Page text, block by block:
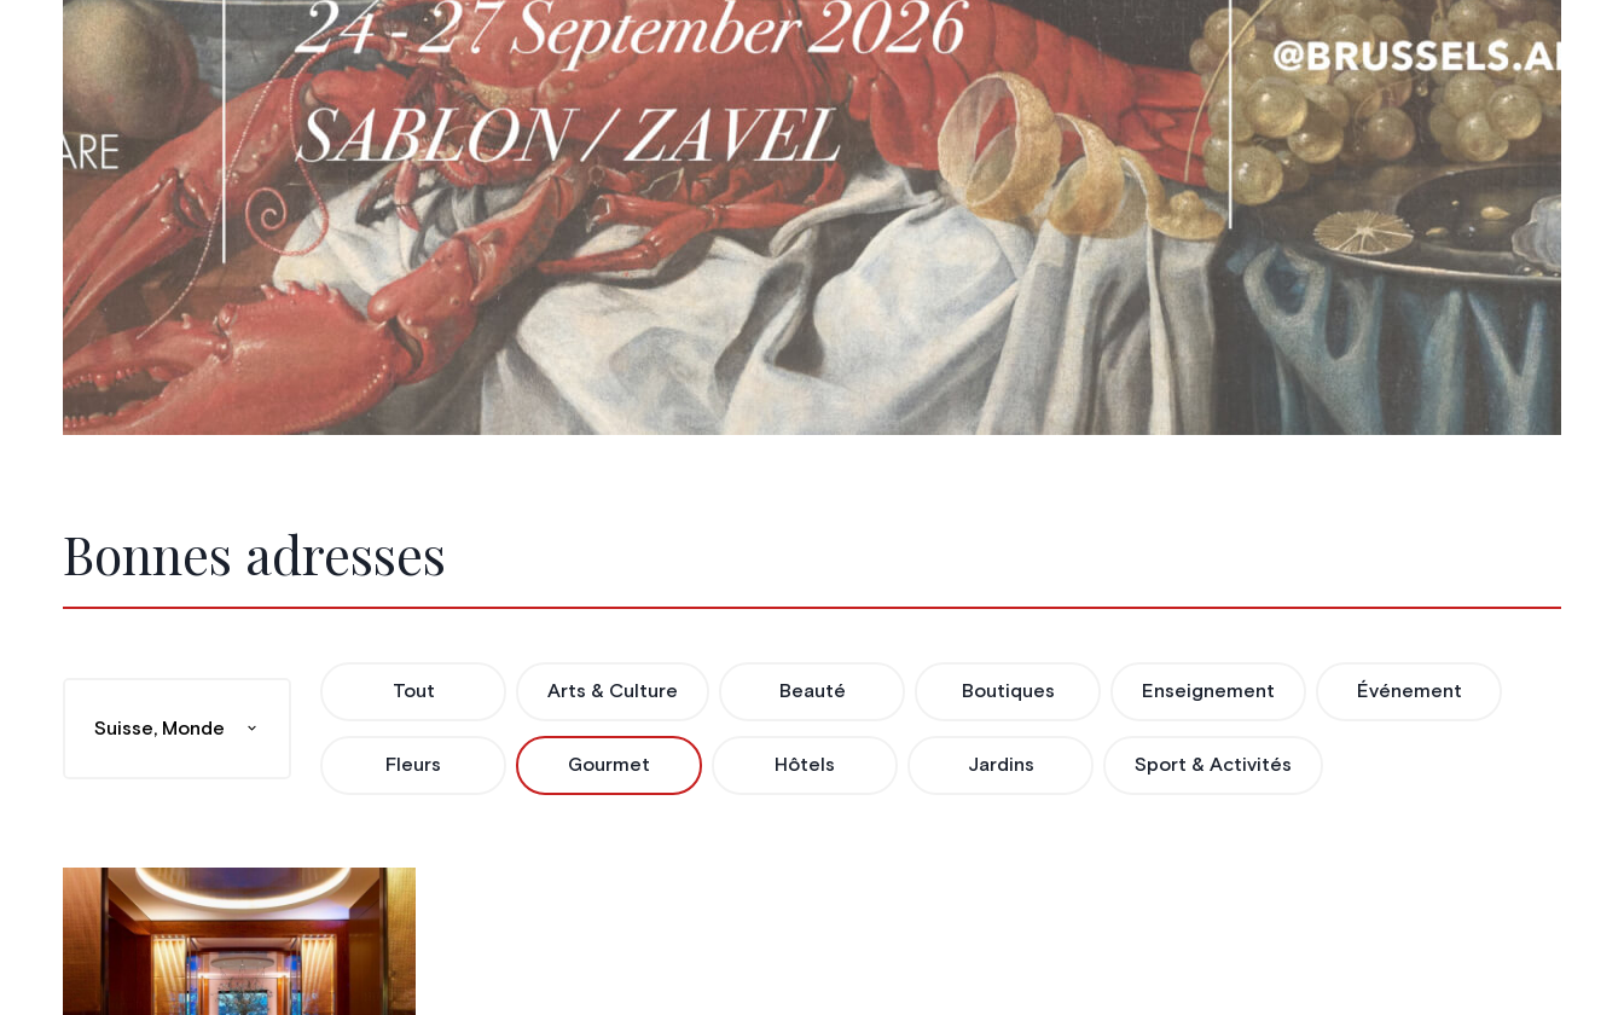
Bonnes adresses
Suisse, Monde
Tout Arts & Culture Beauté Boutiques Enseignement Événement
Fleurs Gourmet Hôtels Jardins Sport & Activités